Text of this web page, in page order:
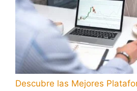
Descubre las Mejores